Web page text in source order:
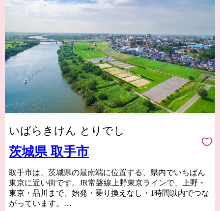
いばらきけん とりでし
茨城県 取手市
取手市は、茨城県の最南端に位置する、県内でいちばん
東京に近い街です。JR常磐線上野東京ラインで、上野・
東京・品川まで、始発・乗り換えなし・1時間以内でつな
がっています。